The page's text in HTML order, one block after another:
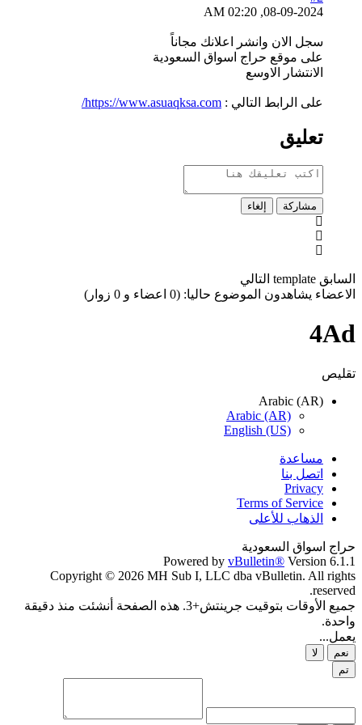
08-09-2024, 02:20 AM
سجل الان وانشر اعلانك مجاناً
على موقع حراج اسواق السعودية
الانتشار الاوسع
على الرابط التالي : https://www.asuaqksa.com/
تعليق
مشاركة إلغاء
السابق template التالي
الاعضاء يشاهدون الموضوع حاليا: (0 اعضاء و 0 زوار)
4Ad
تقليص
Arabic (AR)
Arabic (AR)
English (US)
مساعدة
اتصل بنا
Privacy
Terms of Service
الذهاب للأعلى
حراج اسواق السعودية
Powered by vBulletin® Version 6.1.1
Copyright © 2026 MH Sub I, LLC dba vBulletin. All rights
reserved.
جميع الأوقات بتوقيت جرينتش+3. هذه الصفحة أنشئت منذ دقيقة
واحدة.
يعمل...
نعم
لا
تم